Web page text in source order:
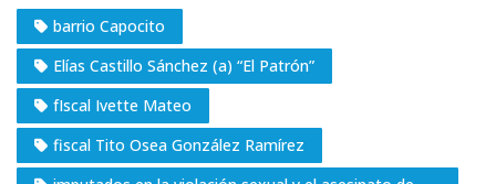
barrio Capocito
Elías Castillo Sánchez (a) “El Patrón”
fIscal Ivette Mateo
fiscal Tito Osea González Ramírez